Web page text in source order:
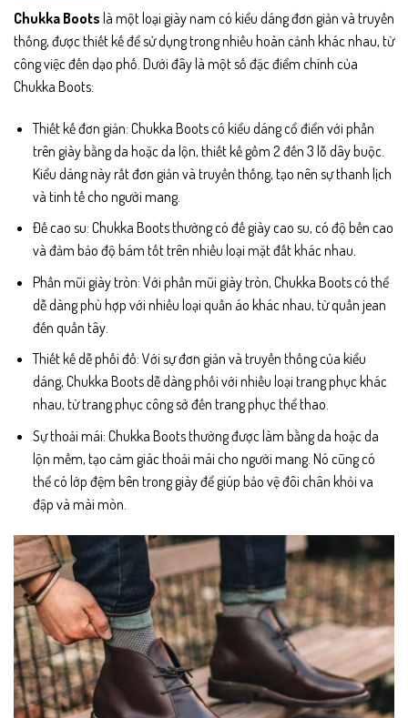
Chukka Boots là một loại giày nam có kiểu dáng đơn giản và truyền
thống, được thiết kế để sử dụng trong nhiều hoàn cảnh khác nhau, từ
công việc đến dạo phố. Dưới đây là một số đặc điểm chính của
Chukka Boots:
Thiết kế đơn giản: Chukka Boots có kiểu dáng cổ điển với phần
trên giày bằng da hoặc da lộn, thiết kế gồm 2 đến 3 lỗ dây buộc.
Kiểu dáng này rất đơn giản và truyền thống, tạo nên sự thanh lịch
và tinh tế cho người mang.
Đế cao su: Chukka Boots thường có đế giày cao su, có độ bền cao
và đảm bảo độ bám tốt trên nhiều loại mặt đất khác nhau.
Phần mũi giày tròn: Với phần mũi giày tròn, Chukka Boots có thể
dễ dàng phù hợp với nhiều loại quần áo khác nhau, từ quần jean
đến quần tây.
Thiết kế dễ phối đồ: Với sự đơn giản và truyền thống của kiểu
dáng, Chukka Boots dễ dàng phối với nhiều loại trang phục khác
nhau, từ trang phục công sở đến trang phục thể thao.
Sự thoải mái: Chukka Boots thường được làm bằng da hoặc da
lộn mềm, tạo cảm giác thoải mái cho người mang. Nó cũng có
thể có lớp đệm bên trong giày để giúp bảo vệ đôi chân khỏi va
đập và mài mòn.